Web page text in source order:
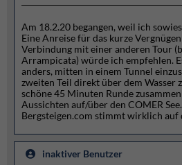
Am 18.2.20 begangen, weil ich
Eine Anreise für das kurze
Verbindung mit einer anderen Tour
Arrampicata) würde ich empfehlen.
anders, mitten in einem Tunnel
zweiten Teil direkt über dem Wasser
schöne 45 Minuten Runde
Aussichten auf/über den COMER
Bergsteigen.com stimmt wirklich auf
inaktiver Benutzer